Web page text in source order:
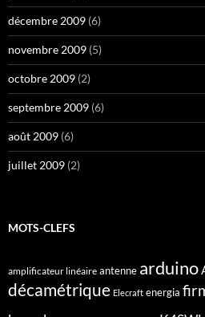
décembre 2009 (6)
novembre 2009 (5)
octobre 2009 (2)
septembre 2009 (6)
août 2009 (6)
juillet 2009 (2)
MOTS-CLEFS
amplificateur linéaire antenne arduino
décamétrique Elecraft energia